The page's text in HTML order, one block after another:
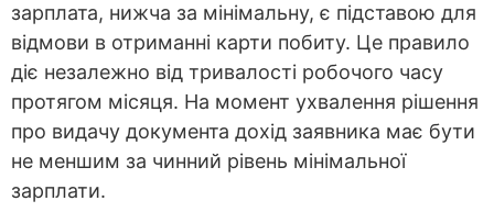
зарплата, нижча за мінімальну, є підставою для
відмови в отриманні карти побиту. Це правило
діє незалежно від тривалості робочого часу
протягом місяця. На момент ухвалення рішення
про видачу документа дохід заявника має бути
не меншим за чинний рівень мінімальної
зарплати.